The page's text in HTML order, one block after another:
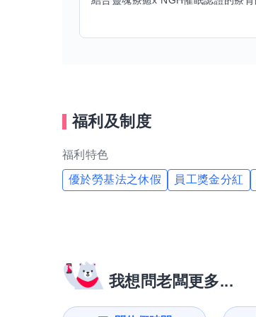
福利及制度
福利特色
優於勞基法之休假 員工獎金分紅
我想問老闆更多...